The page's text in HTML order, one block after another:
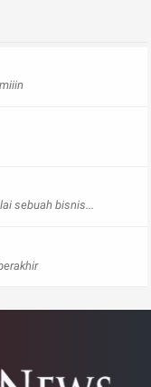
sebuah bisnis...